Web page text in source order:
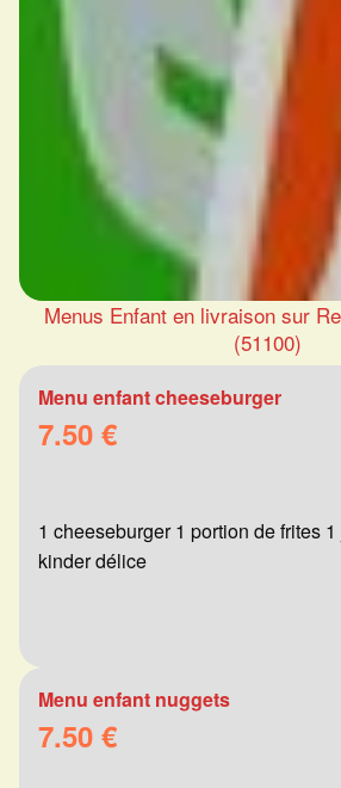
Menus Enfant en livraison sur
(51100)
Menu enfant cheeseburger
7.50 €
1 cheeseburger 1 portion de frites
kinder délice
Menu enfant nuggets
7.50 €